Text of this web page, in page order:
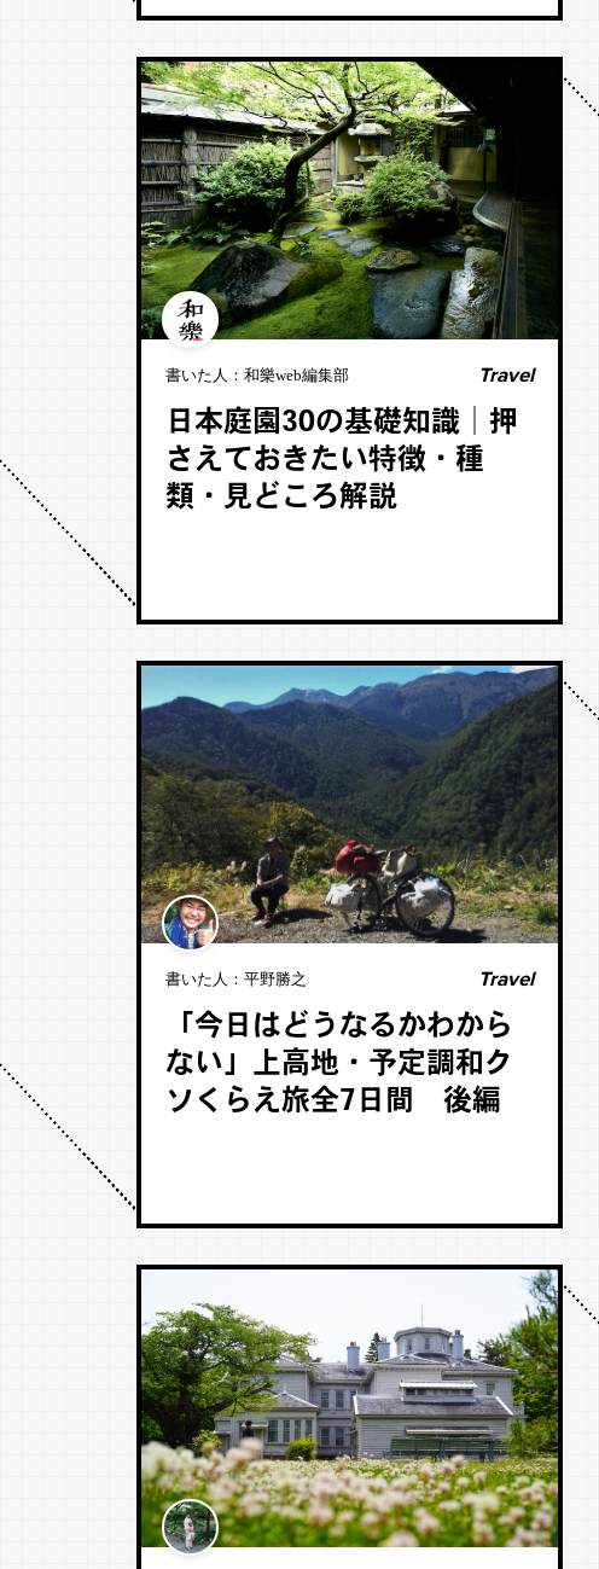
書いた人： 和樂web編集部 Travel
日本庭園30の基礎知識│押
さえておきたい特徴・種
類・見どころ解説
書いた人： 平野勝之 Travel
「今日はどうなるかわから
ない」上高地・予定調和ク
ソくらえ旅全7日間 後編